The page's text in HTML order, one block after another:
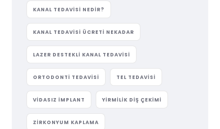
KANAL TEDAVISI NEDIR?
KANAL TEDAVISI ÜCRETI NEKADAR
LAZER DESTEKLI KANAL TEDAVISI
ORTODONTI TEDAVISI TEL TEDAVISI
VIDASIZ IMPLANT YIRMILIK DIŞ ÇEKIMI
ZIRKONYUM KAPLAMA